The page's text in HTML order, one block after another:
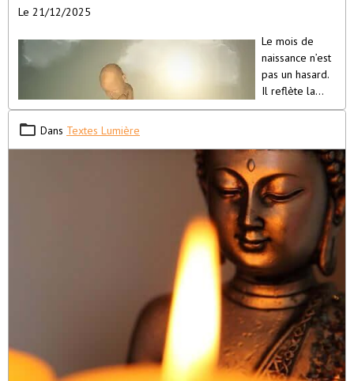
Le 21/12/2025
Le mois de
naissance n’est
pas un hasard.
Il reflète la
vibration que
s’incarner, les
leçons qu’elle
porte, et le
rôle qu’elle
joue au sein de la lignée familiale et collective. Chaque mois
imprime une signature énergétique unique, influençant la
personnalité, la mission et les défis d’éveil de l’âme stellaire. Voici
un aperçu des traits principaux associés à chaquemois de
naissance pour les semences d’étoiles
: Janvier : Âmes anciennes,
ambitieuses et indépendantes, souvent revenues pour achever un
travail inachevé de vies passées. Elles apportent une sagesse
profonde, challengent les parents à grandir spirituellement, et
incarnent une énergie d’ancrage et de vision à long terme pour
l’ascension collective.Février : Visionnaires libres et empathiques,
Dans Textes Lumière